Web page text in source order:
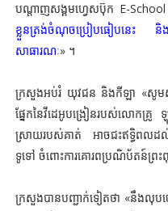
បណ្ដាញសង្គមហ្វេសប៊ុក E-
ខ្លួនត្រង់ចំណុចប្រៀបធៀបនេះ
សាធារណៈ» ។
ក្រសួងអប់រំ យុវជន និងកីឡា «សូមសំ
ផ្នែកនៃវីដេអូបង្រៀនរបស់លោក
ស្រាយរបស់គាត់ អាចជះឥទ្ធិពលដ
ទូទៅ ចំពោះការគោរពប្រណិប័តន៍ព្រះ
ក្រសួងបានបញ្ជាក់ទៀតថា «នឹងលុបច